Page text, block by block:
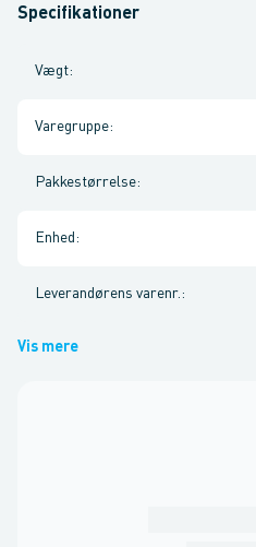
Specifikationer
Vægt:
Varegruppe:
Pakkestørrelse:
Enhed :
Leverandørens varenr. :
Vis mere